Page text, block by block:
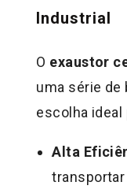
Industrial
O exaustor
uma série de
escolha ideal
Alta